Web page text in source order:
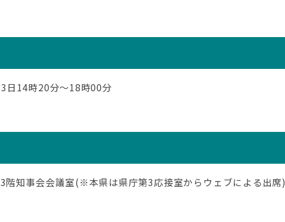
日14時20分～18時00分
階知事会会議室(※本県は県庁第3応接室からウェブによる出席)